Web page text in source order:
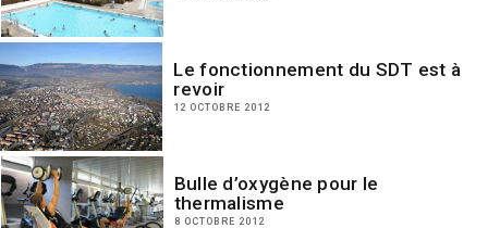
Le fonctionnement du SDT est à
revoir
12 OCTOBRE 2012
Bulle d’oxygène pour le
thermalisme
8 OCTOBRE 2012